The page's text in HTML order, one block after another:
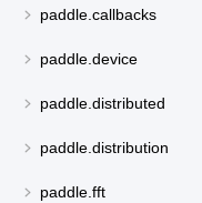
paddle.callbacks
paddle.device
paddle.distributed
paddle.distribution
paddle.fft